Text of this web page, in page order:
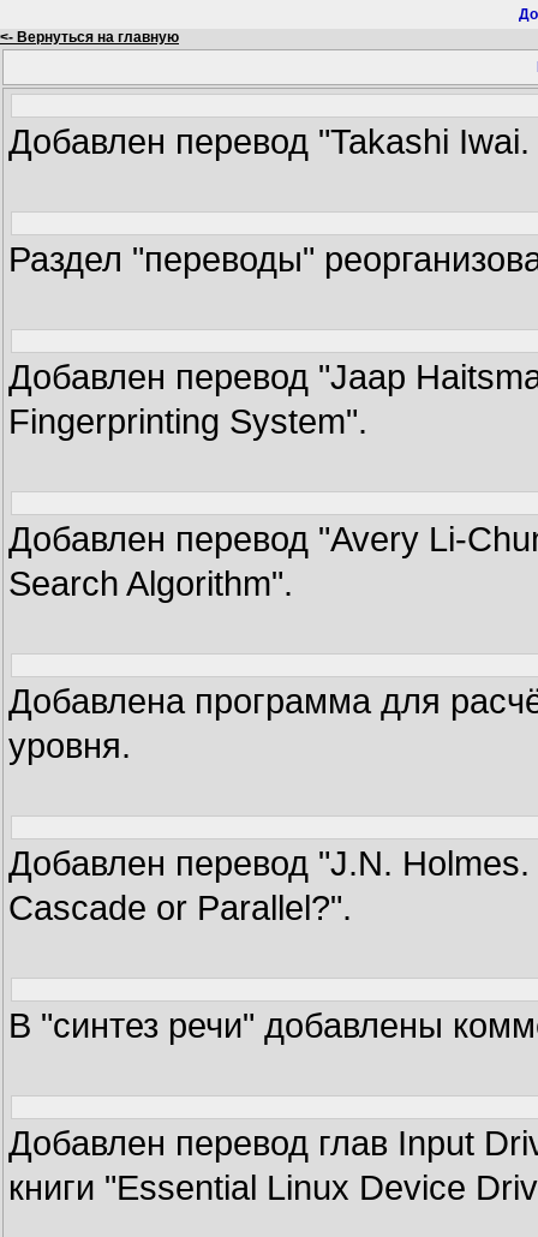
<- Вернуться на главную
Добавлен перевод "Takashi
Раздел "переводы"
Добавлен перевод "Jaap
Fingerprinting System".
Добавлен перевод "Avery Li-
Search Algorithm".
Добавлена программа для
уровня.
Добавлен перевод "J.N.
Cascade or Parallel?".
В "синтез речи" добавлены
Добавлен перевод глав Input
книги "Essential Linux Device